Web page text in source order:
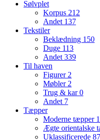
Sølvplet
Korpus 212
Andet 137
Tekstiler
Beklædning 150
Duge 113
Andet339
Til haven
Figurer2
Møbler2
Trug & kar0
Andet 7
Tæpper
Moderne tæpper
Ægte orientalske
Uklassificerede 87